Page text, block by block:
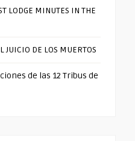
LODGE MINUTES IN THE
JUICIO DE LOS MUERTOS
de las 12 Tribus de